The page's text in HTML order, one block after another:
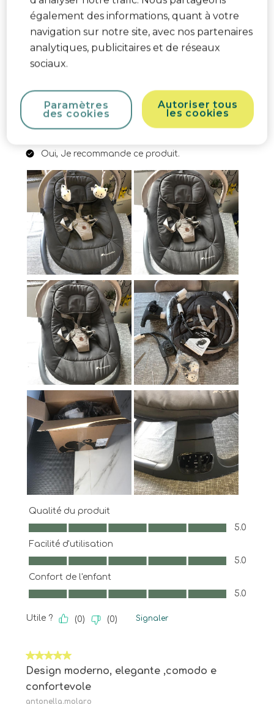
également des informations, quant à votre
navigation sur notre site, avec nos partenaires
analytiques, publicitaires et de réseaux
sociaux.
Autoriser tous
les cookies
Paramètres
des cookies
il vostro bambino. La facilità di montaggio è
eccellente ed è molto facile da trasportare e
spostare da un ambiente al altro.
Traduire avec Google
bambino, Qualità, Rapporto qualità-prezzo,
Caratteristiche di sicurezza, Caratteristiche
Oui, Je recommande ce produit.
Qualité du produit
Qualité du produit, 5.0 sur 5
5.0
Facilité d'utilisation
Facilité d'utilisation, 5.0 sur 5
5.0
Confort de l'enfant
Confort de l'enfant, 5.0 sur 5
5.0
Utile ? (0) (0) Signaler
5 sur 5 étoiles.
Design moderno, elegante ,comodo e
confortevole
antonella.molaro